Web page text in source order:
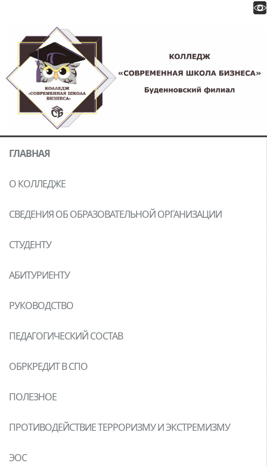
ГЛАВНАЯ
О КОЛЛЕДЖЕ
СВЕДЕНИЯ ОБ ОБРАЗОВАТЕЛЬНОЙ ОРГАНИЗАЦИИ
СТУДЕНТУ
АБИТУРИЕНТУ
РУКОВОДСТВО
ПЕДАГОГИЧЕСКИЙ СОСТАВ
ОБРКРЕДИТ В СПО
ПОЛЕЗНОЕ
ПРОТИВОДЕЙСТВИЕ ТЕРРОРИЗМУ И ЭКСТРЕМИЗМУ
ЭОС